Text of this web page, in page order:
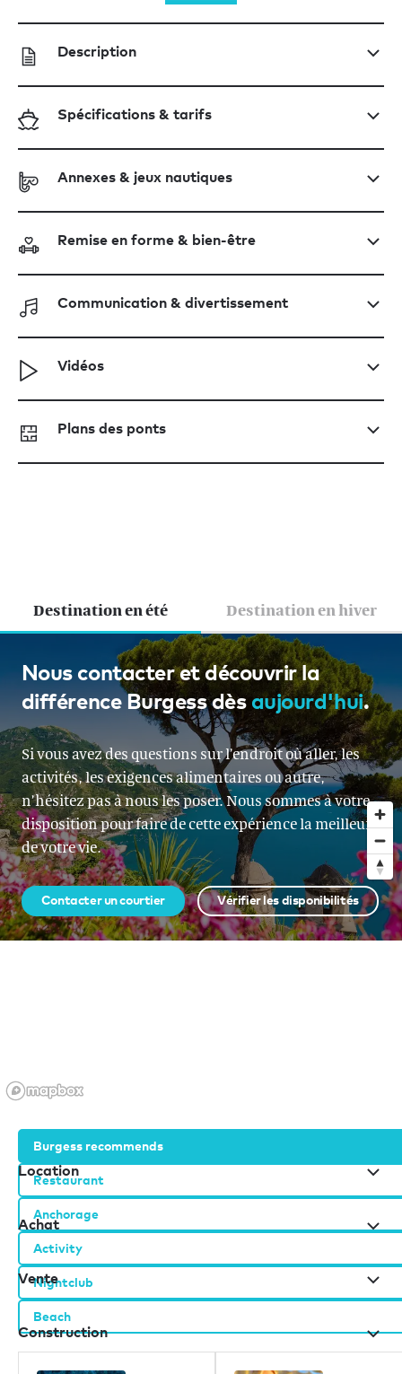
Description
Spécifications & tarifs
Annexes & jeux nautiques
Remise en forme & bien-être
Communication & divertissement
Vidéos
Plans des ponts
Destination en été
Croatie et Monténégro
À partir de EUR 315 000 par semaine
Burgess recommends
Restaurant
Anchorage
Activity
Nightclub
Beach
Destination en hiver
Nous contacter et découvrir la
différence Burgess dès aujourd'hui.
Si vous avez des questions sur l’endroit où aller, les
activités, les exigences alimentaires ou autre,
n’hésitez pas à nous les poser. Nous sommes à votre
disposition pour faire de cette expérience la meilleure
de votre vie.
Contacter un courtier Vérifier les disponibilités
Location
Achat
Vente
Construction